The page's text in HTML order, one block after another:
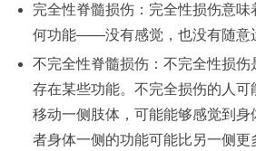
完全性脊髓损伤：完全性损伤意
何功能——没有感觉，也没有随意
不完全性脊髓损伤：不完全性损
存在某些功能。不完全损伤的人
移动一侧肢体，可能能够感觉到
者身体一侧的功能可能比另一侧更